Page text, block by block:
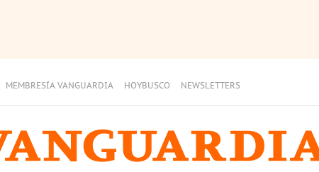
MEMBRESÍA VANGUARDIA HOYBUSCO NEWSLETTERS